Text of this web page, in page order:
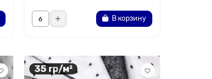
В корзину
35 гр/м²